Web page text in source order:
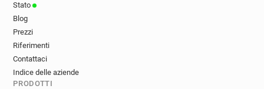
Stato
Blog
Prezzi
Riferimenti
Contattaci
Indice delle aziende
PRODOTTI